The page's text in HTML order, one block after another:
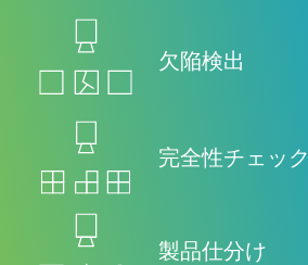
欠陥検出
完全性チェック
製品仕分け